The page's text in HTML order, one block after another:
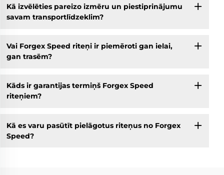
Kā izvēlēties pareizo izmēru un piestiprinājumu
savam transportlīdzeklim?
Vai Forgex Speed riteņi ir piemēroti gan ielai,
gan trasēm?
Kāds ir garantijas termiņš Forgex Speed
riteņiem?
Kā es varu pasūtīt pielāgotus riteņus no Forgex
Speed?